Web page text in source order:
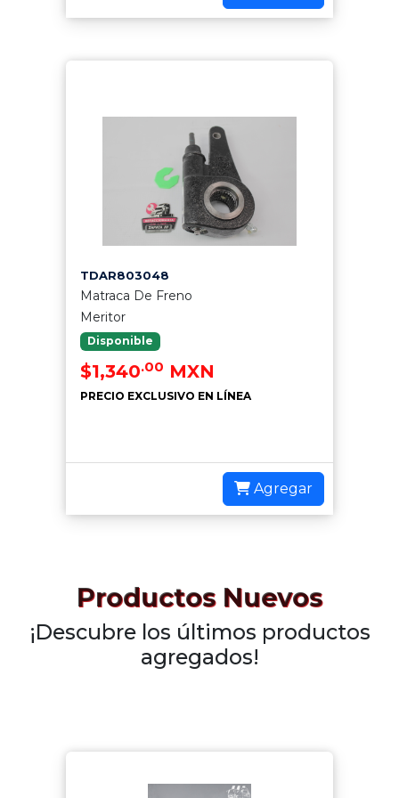
TDAR803048
Matraca De Freno
Meritor
Disponible
$1,340.00 MXN
PRECIO EXCLUSIVO EN LÍNEA
Agregar
Productos Nuevos
¡Descubre los últimos productos
agregados!